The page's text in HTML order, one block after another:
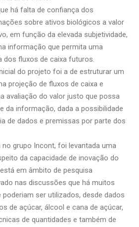
há falta de confiança dos
sobre ativos biológicos a valor
em função da elevada subjetividade,
informação que permita uma
dos fluxos de caixa futuros.
do projeto foi a de estruturar um
projeção de fluxos de caixa e
avaliação do valor justo que possa
da informação, dada a possibilidade
de dados e premissas por parte dos
grupo Incont, foi levantada uma
da capacidade de inovação do
em âmbito de pesquisa
nas discussões que há muitos
ser utilizados, desde dados
de açúcar, álcool e cana de açúcar,
de quantidades e também de